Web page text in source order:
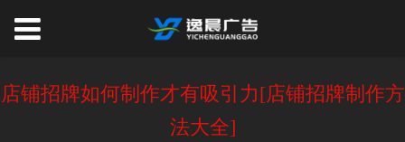
店铺招牌如何制作才有吸引力[店铺招牌制作方
法大全]